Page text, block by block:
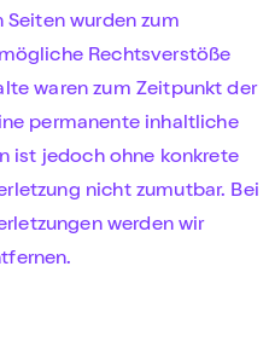
wurden zum
Rechtsverstöße
waren zum Zeitpunkt der
permanente inhaltliche
ist jedoch ohne konkrete
nicht zumutbar. Bei
werden wir